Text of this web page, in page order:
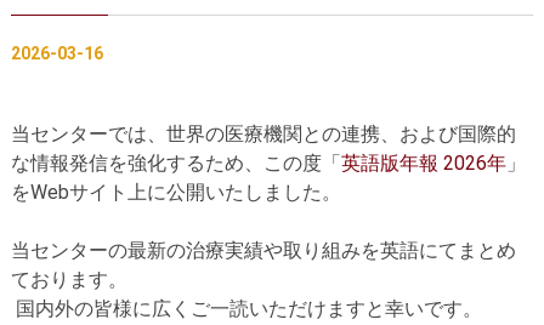
インフォームドコンセント
大動脈瘤について 詳細編
胸部大動脈瘤 胸腹部大動脈瘤
腹部大動脈瘤
2026-03-16
当センターでは、世界の医療機関との連携、および国際的
な情報発信を強化するため、この度「英語版年報 2026年」
をWebサイト上に公開いたしました。
当センターの最新の治療実績や取り組みを英語にてまとめ
ております。
国内外の皆様に広くご一読いただけますと幸いです。